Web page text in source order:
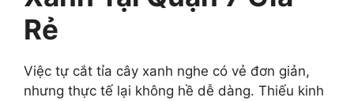
Rẻ
Việc tự cắt tỉa cây xanh nghe có vẻ đơn giản,
nhưng thực tế lại không hề dễ dàng. Thiếu kinh